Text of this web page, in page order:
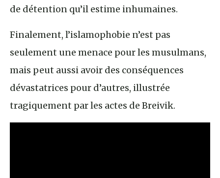
de détention qu’il estime inhumaines.
Finalement, l’islamophobie n’est pas
seulement une menace pour les musulmans,
mais peut aussi avoir des conséquences
dévastatrices pour d’autres, illustrée
tragiquement par les actes de Breivik.